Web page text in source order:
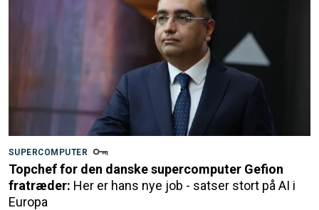
SUPERCOMPUTER
Topchef for den danske supercomputer Gefion
fratræder: Her er hans nye job - satser stort på AI i
Europa